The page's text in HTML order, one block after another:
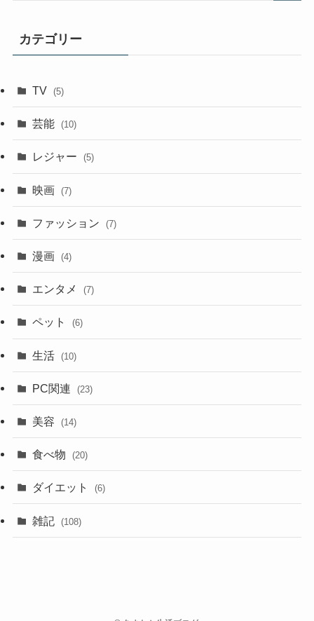
カテゴリー
TV (5)
芸能 (10)
レジャー (5)
映画 (7)
ファッション (7)
漫画 (4)
エンタメ (7)
ペット (6)
生活 (10)
PC関連 (23)
美容 (14)
食べ物 (20)
ダイエット (6)
雑記 (108)